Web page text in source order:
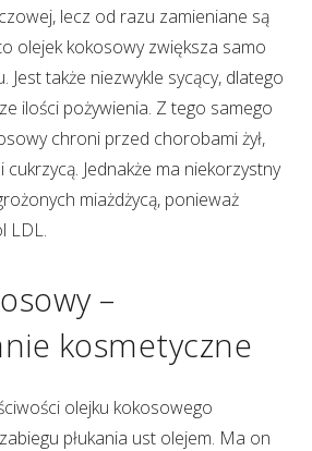
lecz od razu zamieniane są
olejek kokosowy zwiększa samo
Jest także niezwykle sycący, dlatego
ilości pożywienia. Z tego samego
chroni przed chorobami żył,
cukrzycą. Jednakże ma niekorzystny
miażdżycą, ponieważ
LDL.
–
kosmetyczne
olejku kokosowego
płukania ust olejem. Ma on